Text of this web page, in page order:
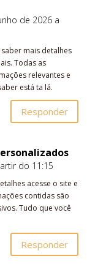
de 2026 a
mais detalhes
Todas as
relevantes e
está ta lá.
Responder
do 11:15
acesse o site e
contidas são
Tudo que você
Responder